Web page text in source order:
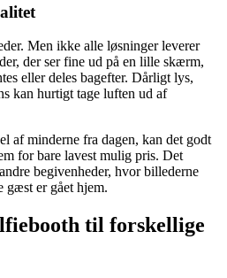
Men ikke alle løsninger leverer
der ser fine ud på en lille skærm,
eller deles bagefter. Dårligt lys,
kan hurtigt tage luften ud af
af minderne fra dagen, kan det godt
for bare lavest mulig pris. Det
begivenheder, hvor billederne
gæst er gået hjem.
til forskellige